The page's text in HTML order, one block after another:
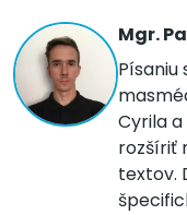
Mgr.
Cyrila
rozšíriť
textov.